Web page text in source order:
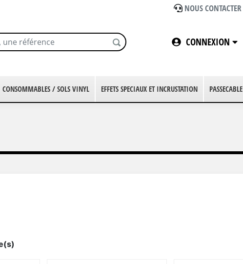
NOUS CONTACTER
CONNEXION
CONSOMMABLES / SOLS VINYL EFFETS SPECIAUX ET INCRUSTATION PASSECABLE